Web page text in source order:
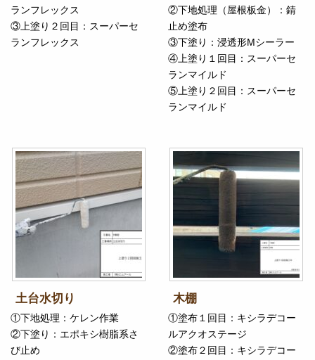
ランフレックス
③上塗り２回目：スーパーセ
ランフレックス
②下地処理（屋根板金）：錆
止め塗布
③下塗り：浸透形Mシーラー
④上塗り１回目：スーパーセ
ランマイルド
⑤上塗り２回目：スーパーセ
ランマイルド
土台水切り
①下地処理：ケレン作業
②下塗り：エポキシ樹脂系さ
び止め
木棚
①塗布１回目：キシラデコー
ルアクオステージ
②塗布２回目：キシラデコー